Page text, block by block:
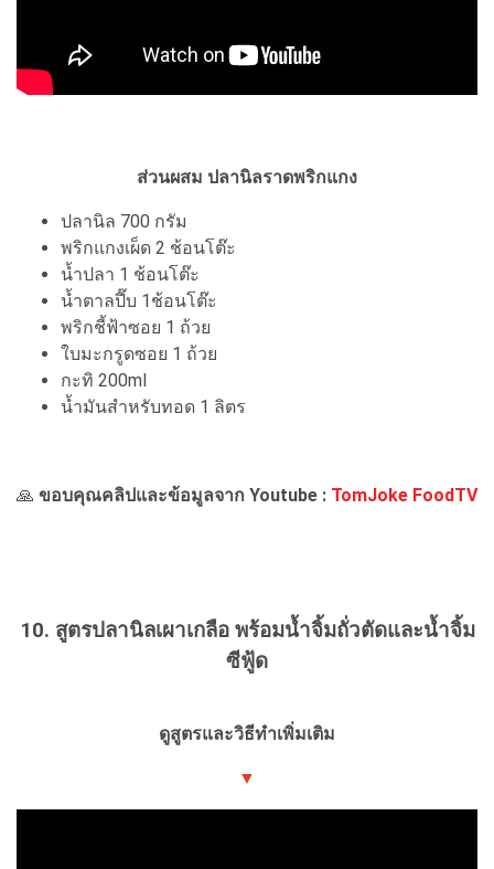
ส่วนผสม ปลานิลราดพริกแกง
ปลานิล 700 กรัม
พริกแกงเผ็ด 2 ช้อนโต๊ะ
น้ำปลา 1 ช้อนโต๊ะ
น้ำตาลปี๊บ 1ช้อนโต๊ะ
พริกชี้ฟ้าซอย 1 ถ้วย
ใบมะกรูดซอย 1 ถ้วย
กะทิ 200ml
น้ำมันสำหรับทอด 1 ลิตร
🙏 ขอบคุณคลิปและข้อมูลจาก Youtube : TomJoke FoodTV
10. สูตรปลานิลเผาเกลือ พร้อมน้ำจิ้มถั่วตัดและน้ำจิ้ม
ซีฟู้ด
ดูสูตรและวิธีทำเพิ่มเติม
▼